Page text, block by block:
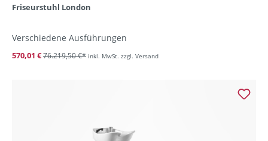
Friseurstuhl London
Verschiedene Ausführungen
570,01 €76.219,50 €* inkl. MwSt. zzgl. Versand